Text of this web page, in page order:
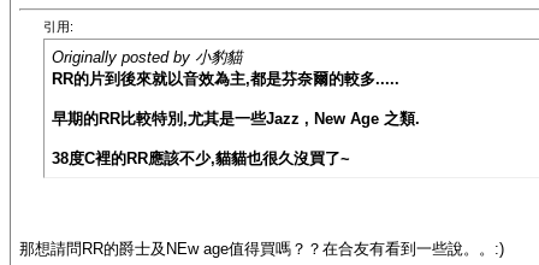
引用:
Originally posted by 小豹貓
RR的片到後來就以音效為主,都是芬奈爾的較多.....
早期的RR比較特別,尤其是一些Jazz , New Age 之類.
38度C裡的RR應該不少,貓貓也很久沒買了~
那想請問RR的爵士及NEw age值得買嗎？？在合友有看到一些說。。:)